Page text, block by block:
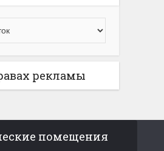
рекламы
помещения